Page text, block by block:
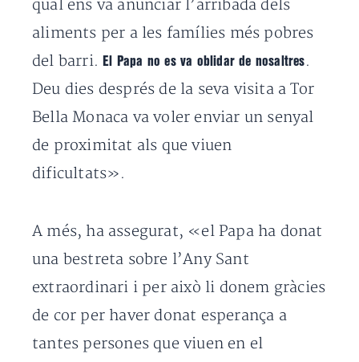
qual ens va anunciar l’arribada dels
aliments per a les famílies més pobres
del barri.El Papa no es va oblidar de nosaltres .
Deu dies després de la seva visita a Tor
Bella Monaca va voler enviar un senyal
de proximitat als que viuen
dificultats».
A més, ha assegurat, «el Papa ha donat
una bestreta sobre l’Any Sant
extraordinari i per això li donem gràcies
de cor per haver donat esperança a
tantes persones que viuen en el